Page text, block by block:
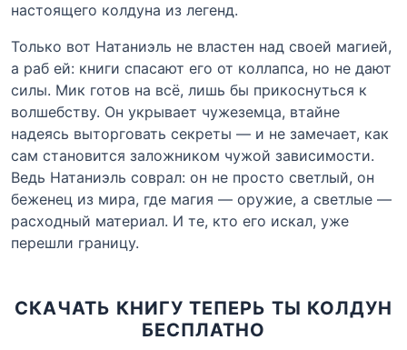
настоящего колдуна из легенд.
Только вот Натаниэль не властен над своей магией,
а раб ей: книги спасают его от коллапса, но не дают
силы. Мик готов на всё, лишь бы прикоснуться к
волшебству. Он укрывает чужеземца, втайне
надеясь выторговать секреты — и не замечает, как
сам становится заложником чужой зависимости.
Ведь Натаниэль соврал: он не просто светлый, он
беженец из мира, где магия — оружие, а светлые —
расходный материал. И те, кто его искал, уже
перешли границу.
СКАЧАТЬ КНИГУ ТЕПЕРЬ ТЫ КОЛДУН
БЕСПЛАТНО